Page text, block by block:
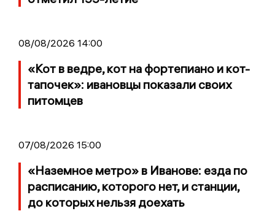
08/08/2026 14:00
«Кот в ведре, кот на фортепиано и кот-
тапочек»: ивановцы показали своих
питомцев
07/08/2026 15:00
«Наземное метро» в Иванове: езда по
расписанию, которого нет, и станции,
до которых нельзя доехать